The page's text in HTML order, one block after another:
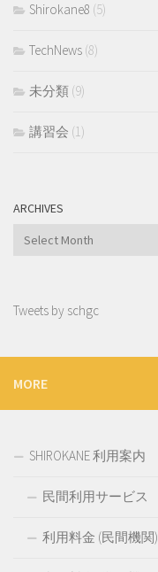
Shirokane8 (5)
TechNews (8)
未分類 (9)
講習会 (1)
ARCHIVES
Archives
Tweets by schgc
MORE
SHIROKANE 利用案内
民間利用サービス
利用料金 (民間機関)